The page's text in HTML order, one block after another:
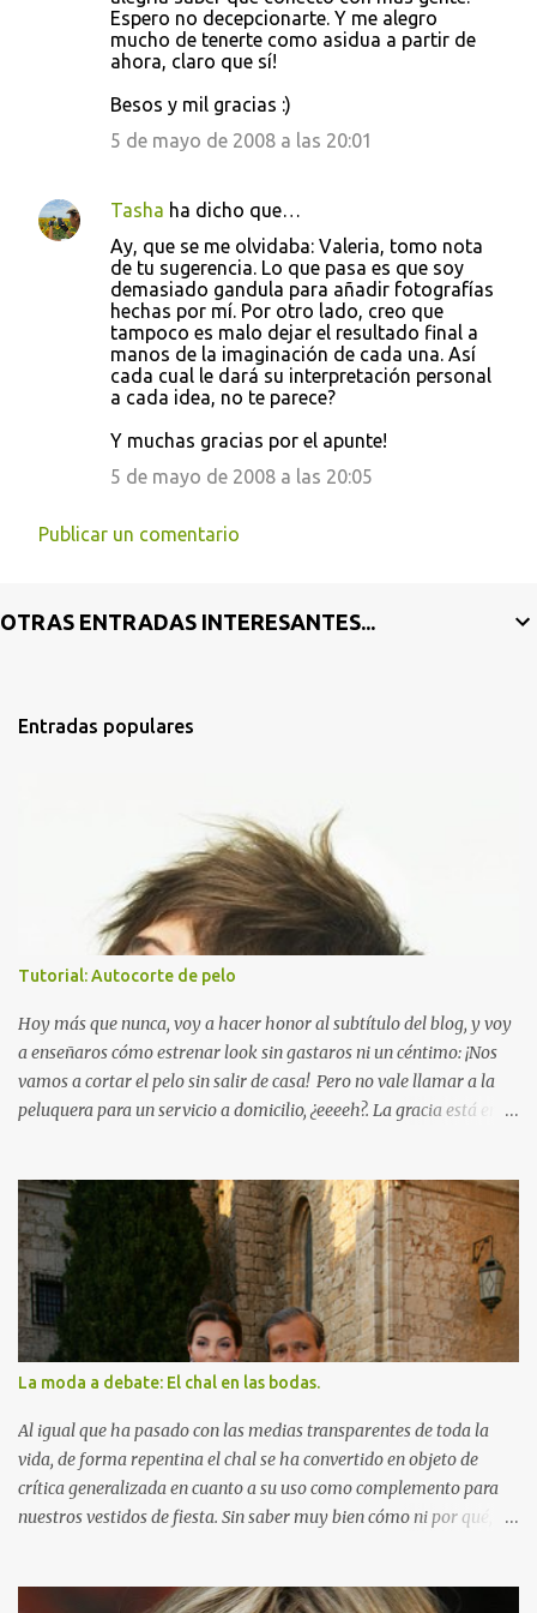
Espero no decepcionarte. Y me alegro
mucho de tenerte como asidua a partir de
ahora, claro que sí!
Besos y mil gracias :)
5 de mayo de 2008 a las 20:01
Tasha ha dicho que…
Ay, que se me olvidaba: Valeria, tomo nota
de tu sugerencia. Lo que pasa es que soy
demasiado gandula para añadir fotografías
hechas por mí. Por otro lado, creo que
tampoco es malo dejar el resultado final a
manos de la imaginación de cada una. Así
cada cual le dará su interpretación personal
a cada idea, no te parece?
Y muchas gracias por el apunte!
5 de mayo de 2008 a las 20:05
Publicar un comentario
OTRAS ENTRADAS INTERESANTES...
Entradas populares
Tutorial: Autocorte de pelo
Hoy más que nunca, voy a hacer honor al subtítulo del blog, y voy
a enseñaros cómo estrenar look sin gastaros ni un céntimo: ¡Nos
vamos a cortar el pelo sin salir de casa! Pero no vale llamar a la
peluquera para un servicio a domicilio, ¿eeeeh?. La gracia está en
partidarias de un pelo sin complicaciones, y además huyan de los
cortes modernos o arriesgados. Es que yo ya he salido muy
trasquilada de las peluquerías, en todos los sentidos. Y me da
pánico volver, a menos que me anime a dar el paso para un corte
más radical. Pero para mantener mi melena actualizada y
saneada, me da mucha rabia gastarme el dinero mientras lucho
con la barrera de incomprensión que existe entre mi peluquera y
atrevido a darme algún repasito a un flequillo largo, a igualar
algún trasquilón de...
La moda a debate: El chal en las bodas.
Al igual que ha pasado con las medias transparentes de toda la
vida, de forma repentina el chal se ha convertido en objeto de
crítica generalizada en cuanto a su uso como complemento para
nuestros vestidos de fiesta. Sin saber muy bien cómo ni por qué,
moda, negará categóricamente haberlo usado alguna vez (como